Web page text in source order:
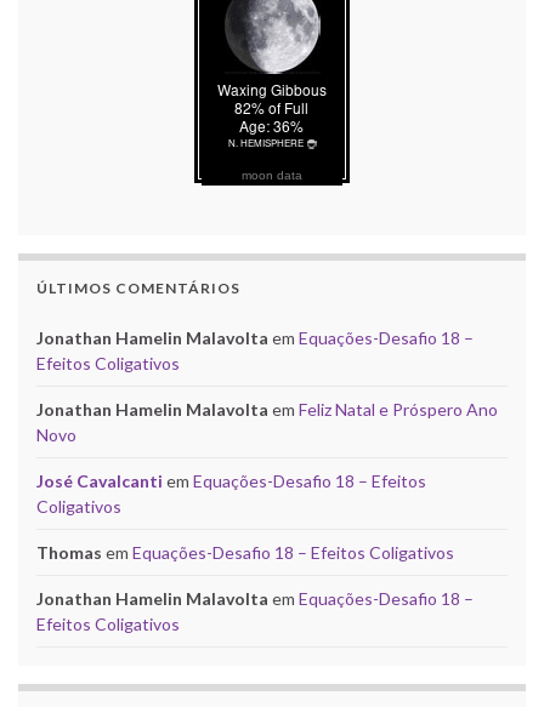
moon data
ÚLTIMOS COMENTÁRIOS
Jonathan Hamelin Malavolta em Equações-Desafio 18 –
Efeitos Coligativos
Jonathan Hamelin Malavolta em Feliz Natal e Próspero Ano
Novo
José Cavalcanti em Equações-Desafio 18 – Efeitos
Coligativos
Thomas em Equações-Desafio 18 – Efeitos Coligativos
Jonathan Hamelin Malavolta em Equações-Desafio 18 –
Efeitos Coligativos